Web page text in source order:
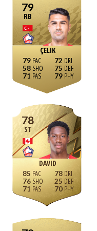
79
RB
ÇELIK
79
58
71
72
75
79
78
ST
DAVID
85
76
71
78
25
70